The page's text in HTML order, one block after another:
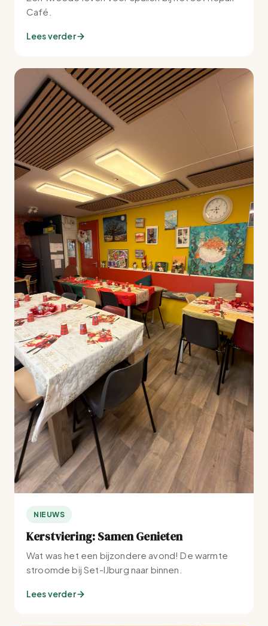
Café.
Lees verder
NIEUWS
Kerstviering: Samen Genieten
Wat was het een bijzondere avond! De warmte
stroomde bij Set-IJburg naar binnen.
Lees verder